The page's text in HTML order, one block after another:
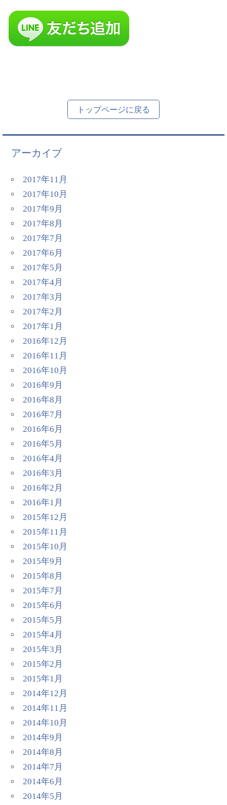
トップページに戻る
アーカイブ
2017年11月
2017年10月
2017年9月
2017年8月
2017年7月
2017年6月
2017年5月
2017年4月
2017年3月
2017年2月
2017年1月
2016年12月
2016年11月
2016年10月
2016年9月
2016年8月
2016年7月
2016年6月
2016年5月
2016年4月
2016年3月
2016年2月
2016年1月
2015年12月
2015年11月
2015年10月
2015年9月
2015年8月
2015年7月
2015年6月
2015年5月
2015年4月
2015年3月
2015年2月
2015年1月
2014年12月
2014年11月
2014年10月
2014年9月
2014年8月
2014年7月
2014年6月
2014年5月